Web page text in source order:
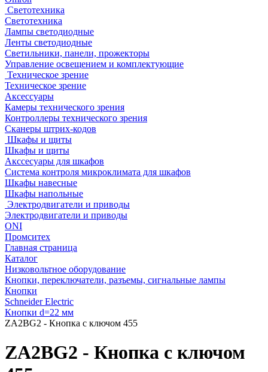
Светотехника
Светотехника
Лампы светодиодные
Ленты светодиодные
Светильники, панели, прожекторы
Управление освещением и комплектующие
Техническое зрение
Техническое зрение
Аксессуары
Камеры технического зрения
Контроллеры технического зрения
Сканеры штрих-кодов
Шкафы и щиты
Шкафы и щиты
Акссесуары для шкафов
Система контроля микроклимата для шкафов
Шкафы навесные
Шкафы напольные
Электродвигатели и приводы
Электродвигатели и приводы
ONI
Промситех
Главная страница
Каталог
Низковольтное оборудование
Кнопки, переключатели, разъемы, сигнальные лампы
Кнопки
Schneider Electric
Кнопки d=22 мм
ZA2BG2 - Кнопка с ключом 455
ZA2BG2 - Кнопка с ключом